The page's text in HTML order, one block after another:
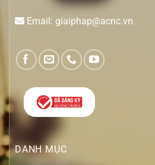
Email: giaiphap@acnc.vn
DANH MỤC